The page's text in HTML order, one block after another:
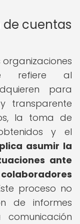
de cuentas
organizaciones
refiere al
para
transparente
la toma de
y el
asumir la
ante
proceso no
de informes